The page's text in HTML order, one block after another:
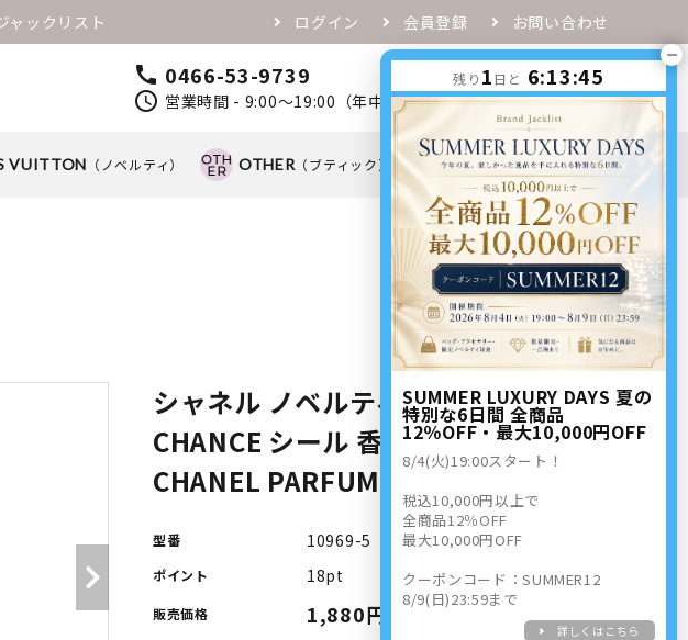
ックリスト ログイン 会員登録 お問い合わせ
call 0466-53-9739
schedule 営業時間 - 9:00～19:00（年中無休） favorite person 0
shopping_cart
VUITTON （ノベルティ） OTHER （ブティック） OTHER（ノベルティ）
シャネル ノベルティ ステッカー
CHANCE シール 香水 チャンス
CHANEL PARFUMS【New 新品】
型番 10969-5
ポイント 18pt
販売価格 1,880円(内税)
残り 1日と 6:13:44
SUMMER LUXURY DAYS 夏の
特別な6日間 全商品
12％OFF・最大10,000円OFF
8/4(火)19:00スタート！
税込10,000円以上で
全商品12％OFF
最大10,000円OFF
クーポンコード：SUMMER12
8/9(日)23:59まで
詳しくはこちら